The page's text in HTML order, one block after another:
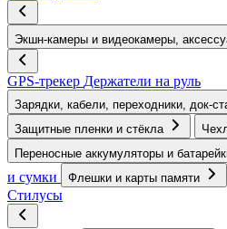
Экшн-камеры и видеокамеры,
GPS-трекер Держатели на руль
Зарядки, кабели, переходники, док-
Защитные пленки и стёкла
Переносные аккумуляторы и
и сумки
Флешки и карты памяти
Стилусы